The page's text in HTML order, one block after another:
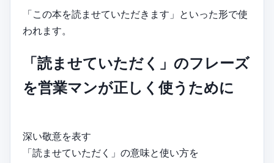
「この本を読ませていただきます」といった形で使
われます。
「読ませていただく」のフレーズ
を営業マンが正しく使うために
深い敬意を表す
「読ませていただく」の意味と使い方を